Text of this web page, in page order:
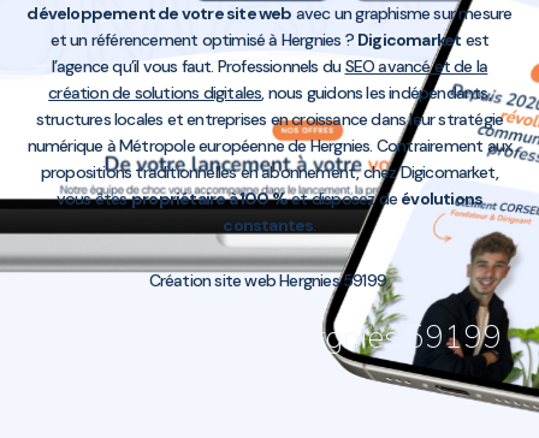
développement de votre site web avec un graphisme sur mesure
et un référencement optimisé à Hergnies ? Digicomarket est
l’agence qu’il vous faut. Professionnels duSEO avancé et de la
création de solutions digitales , nous guidons les indépendants,
structures locales et entreprises en croissance dans leur stratégie
numérique à Métropole européenne de Hergnies. Contrairement aux
propositions traditionnelles en abonnement, chez Digicomarket,
vous êtespropriétaire à 100 %et disposez de évolutions
constantes
Création site web Hergnies 59199
Création site web Hergnies 59199